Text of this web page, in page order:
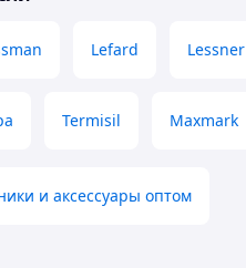
Lefard Lessner
Termisil Maxmark
и аксессуары оптом